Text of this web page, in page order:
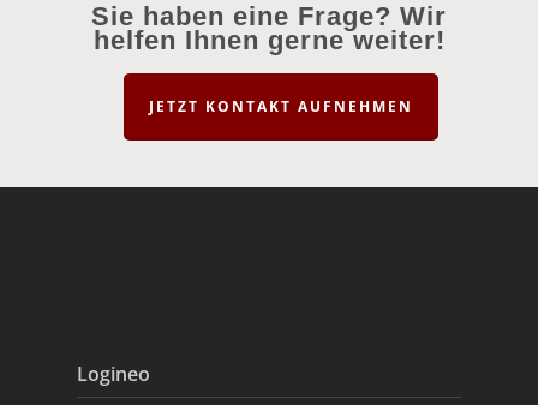
Sie haben eine Frage? Wir
helfen Ihnen gerne weiter!
JETZT KONTAKT AUFNEHMEN
Logineo